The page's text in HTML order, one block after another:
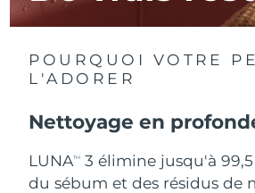
POURQUOI VOTRE
L'ADORER
Nettoyage en
LUNATM
3 élimine jusqu'à 99,5
du sébum et des résidus de
Malaisie
Malte
Monaco
Pays-Bas